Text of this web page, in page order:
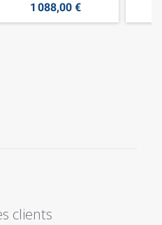
1 088,00 €
clients